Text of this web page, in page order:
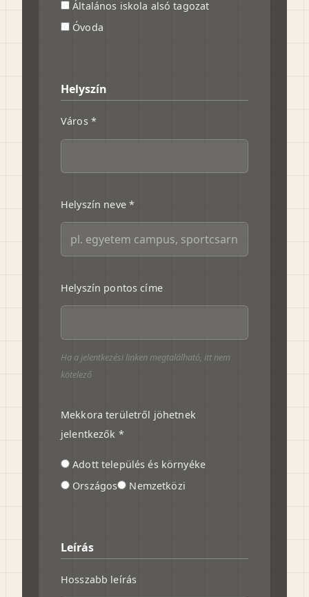
Általános iskola alsó tagozat
Óvoda
Helyszín
Város *
Helyszín neve *
Helyszín pontos címe
Ha a jelentkezési linken megtalálható, itt nem
kötelező
Mekkora területről jöhetnek
jelentkezők *
Adott település és környéke
Országos
Nemzetközi
Leírás
Hosszabb leírás